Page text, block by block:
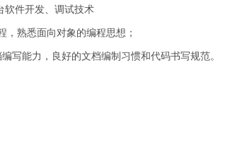
软件开发、调试技术
，熟悉面向对象的编程思想；
写能力，良好的文档编制习惯和代码书写规范。